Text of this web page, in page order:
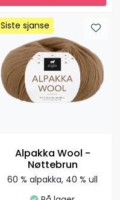
Siste sjanse
Siste sjanse
Siste sjanse
Siste sjanse
Alpakka Wool -
Nøttebrun
60 % alpakka, 40 % ull